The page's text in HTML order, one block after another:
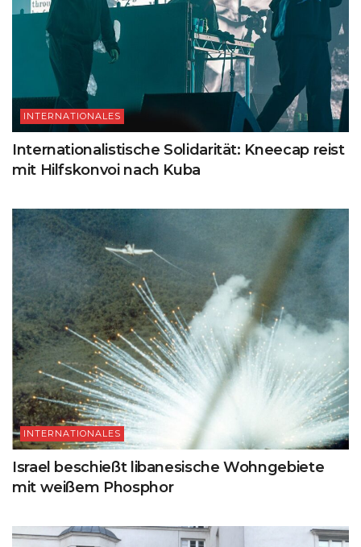
INTERNATIONALES
Internationalistische Solidarität: Kneecap reist
mit Hilfskonvoi nach Kuba
INTERNATIONALES
Israel beschießt libanesische Wohngebiete
mit weißem Phosphor